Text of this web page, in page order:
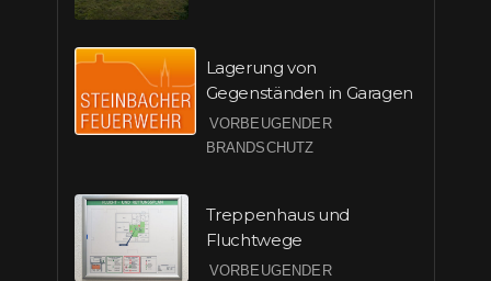
Lagerung von
Gegenständen in Garagen
VORBEUGENDER
BRANDSCHUTZ
Treppenhaus und
Fluchtwege
VORBEUGENDER